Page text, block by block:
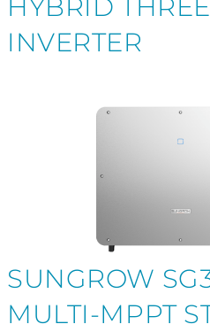
HYBRID
INVERTER
SUNGROW
MULTI-MPPT